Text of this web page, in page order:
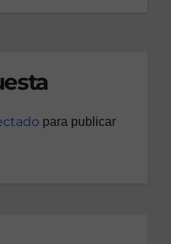
para publicar